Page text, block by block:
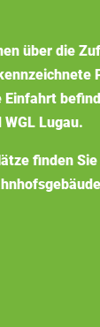
über die
Einfahrt
WGL Lugau.
finden Sie